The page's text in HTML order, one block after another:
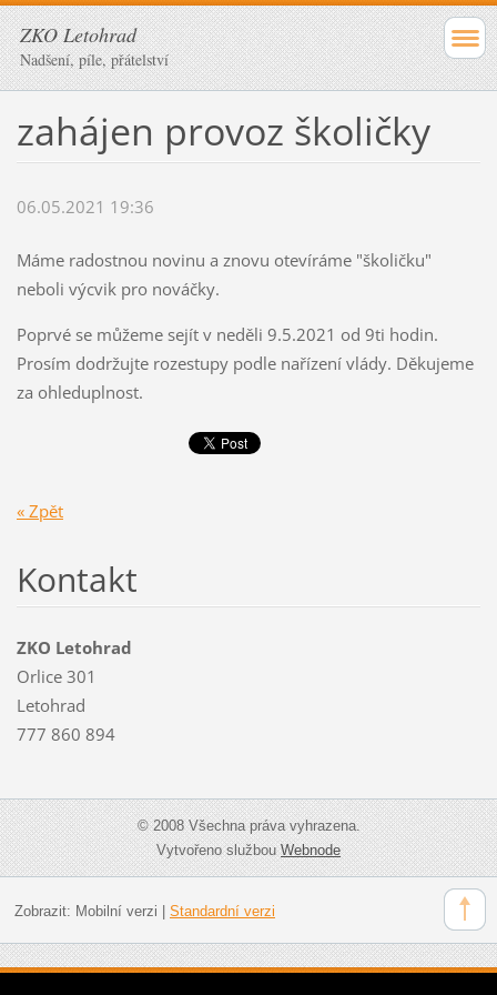
ZKO Letohrad
Nadšení, píle, přátelství
zahájen provoz školičky
06.05.2021 19:36
Máme radostnou novinu a znovu otevíráme "školičku"
neboli výcvik pro nováčky.
Poprvé se můžeme sejít v neděli 9.5.2021 od 9ti hodin.
Prosím dodržujte rozestupy podle nařízení vlády. Děkujeme
za ohleduplnost.
« Zpět
Kontakt
ZKO Letohrad
Orlice 301
Letohrad
777 860 894
© 2008 Všechna práva vyhrazena.
Vytvořeno službouWebnode
Zobrazit: Mobilní verzi Standardní verzi